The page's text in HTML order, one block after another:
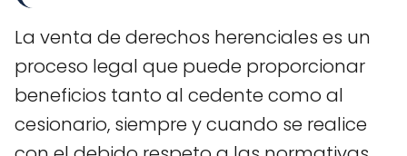
La venta de derechos herenciales es un
proceso legal que puede proporcionar
beneficios tanto al cedente como al
cesionario, siempre y cuando se realice